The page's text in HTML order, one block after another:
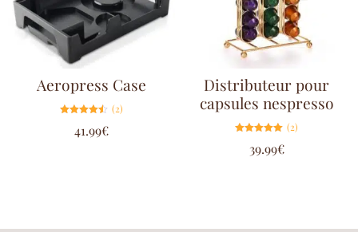
Aeropress Case
4.50
sur 5
(2)
41.99€
Distributeur pour
capsules nespresso
5.00
sur 5
(2)
39.99€